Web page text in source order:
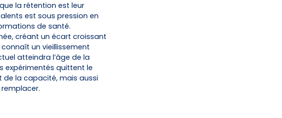
la rétention est leur
est sous pression en
de santé.
créant un écart croissant
un vieillissement
atteindra l’âge de la
expérimentés quittent le
de la capacité, mais aussi